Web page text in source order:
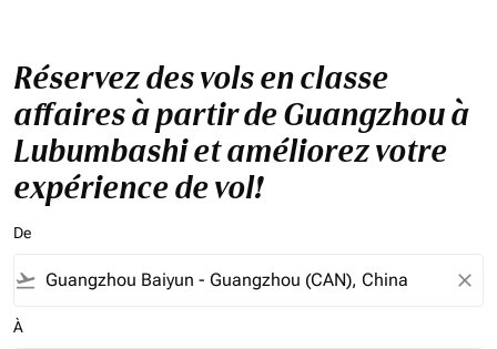
Réservez des vols en classe
affaires à partir de Guangzhou à
Lubumbashi et améliorez votre
expérience de vol!
De
flight_takeoff close
À